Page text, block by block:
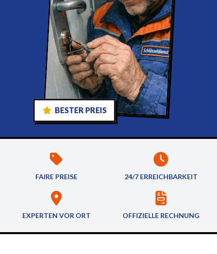
BESTER PREIS
FAIRE PREISE 24/7 ERREICHBARKEIT
EXPERTEN VOR ORT OFFIZIELLE RECHNUNG